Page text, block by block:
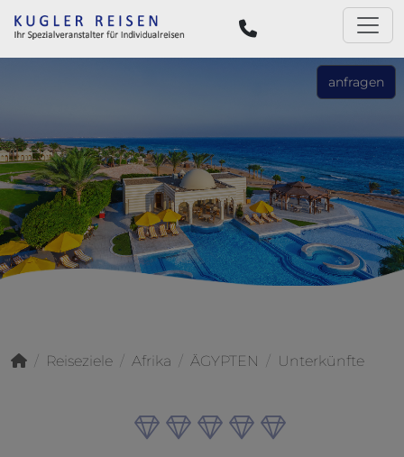
anfragen
Reiseziele Afrika ÄGYPTEN Unterkünfte